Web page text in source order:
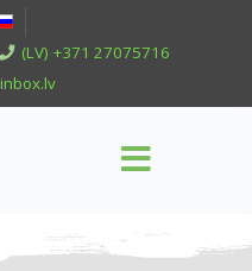
(LV) +371 27075716